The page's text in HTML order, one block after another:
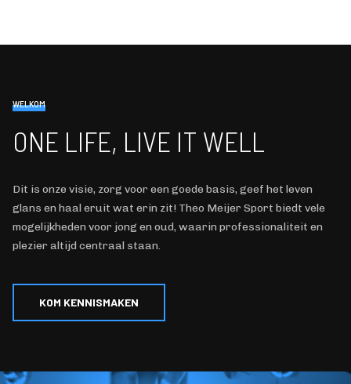
WELKOM
ONE LIFE, LIVE IT WELL
Dit is onze visie, zorg voor een goede basis, geef het leven
glans en haal eruit wat erin zit! Theo Meijer Sport biedt vele
mogelijkheden voor jong en oud, waarin professionaliteit en
plezier altijd centraal staan.
KOM KENNISMAKEN